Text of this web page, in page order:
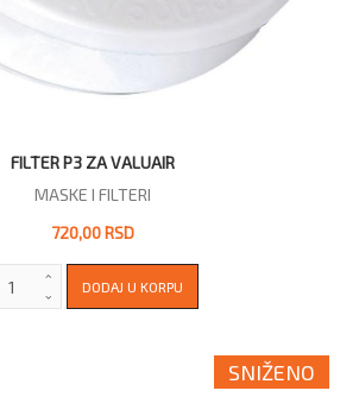
FILTER P3 ZA VALUAIR
MASKE I FILTERI
720,00 RSD
SNIŽENO